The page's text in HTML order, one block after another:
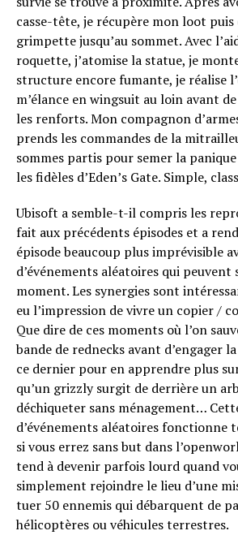
casse-tête, je récupère mon loot puis
grimpette jusqu’au sommet. Avec
roquette, j’atomise la statue, je
structure encore fumante, je réalise
m’élance en wingsuit au loin avant
les renforts. Mon compagnon
prends les commandes de la
sommes partis pour semer la
les fidèles d’Eden’s Gate. Simple,
Ubisoft a semble-t-il compris les
fait aux précédents épisodes et a
épisode beaucoup plus imprévisible
d’événements aléatoires qui
moment. Les synergies sont
eu l’impression de vivre un copier /
Que dire de ces moments où l’on
bande de rednecks avant d’engager
ce dernier pour en apprendre plus
qu’un grizzly surgit de derrière un
déchiqueter sans ménagement…
d’événements aléatoires fonctionne
si vous errez sans but dans
tend à devenir parfois lourd quand
simplement rejoindre le lieu d’une
tuer 50 ennemis qui débarquent de
hélicoptères ou véhicules terrestres.